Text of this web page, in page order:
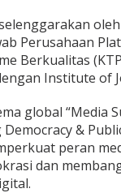
l
d
P
r
s
F
r
e
Perusahaan
Berkualitas
Institute of
global “Media
&
peran
dan